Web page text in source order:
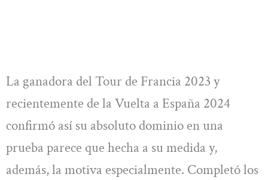
La ganadora del Tour de Francia 2023 y
recientemente de la Vuelta a España 2024
confirmó así su absoluto dominio en una
prueba parece que hecha a su medida y,
además, la motiva especialmente. Completó los